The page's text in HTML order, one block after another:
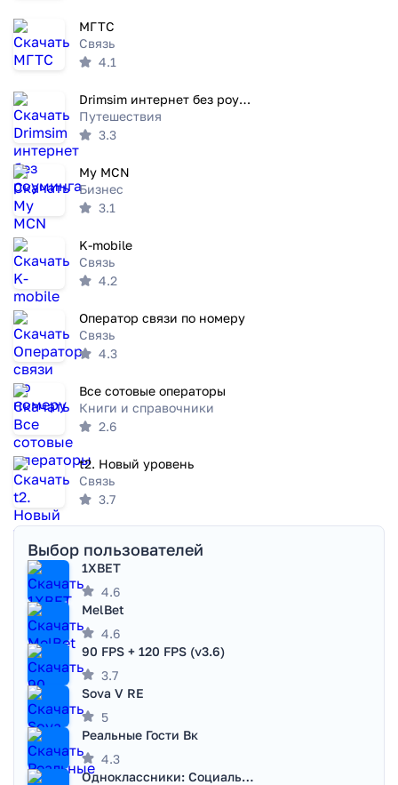
МГТС
Связь
4.1
Drimsim интернет без роуминга
Путешествия
3.3
My MCN
Бизнес
3.1
K-mobile
Связь
4.2
Оператор связи по номеру
Связь
4.3
Все сотовые операторы
Книги и справочники
2.6
t2. Новый уровень
Связь
3.7
Выбор пользователей
1XBET
4.6
MelBet
4.6
90 FPS + 120 FPS (v3.6)
3.7
Sova V RE
5
Реальные Гости Вк
4.3
Одноклассники: Социальная сеть